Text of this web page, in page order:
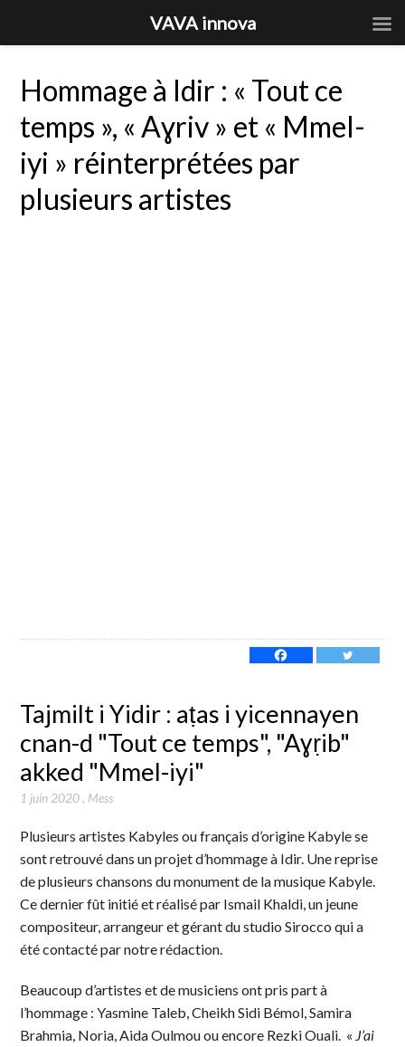
Hommage à Idir : « Tout ce
temps », « Aɣriv » et « Mmel-
iyi » réinterprétées par
plusieurs artistes
Tajmilt i Yidir : aṭas i yicennayen
cnan-d "Tout ce temps", "Aɣṛib"
akked "Mmel-iyi"
1 juin 2020, Mess
Plusieurs artistes Kabyles ou français d’origine Kabyle se
sont retrouvé dans un projet d’hommage à Idir. Une reprise
de plusieurs chansons du monument de la musique Kabyle.
Ce dernier fût initié et réalisé par Ismail Khaldi, un jeune
compositeur, arrangeur et gérant du studio Sirocco qui a
été contacté par notre rédaction.
Beaucoup d’artistes et de musiciens ont pris part à
l’hommage : Yasmine Taleb, Cheikh Sidi Bémol, Samira
Brahmia, Noria, Aida Oulmou ou encore Rezki Ouali. « J’ai
VAVA innova